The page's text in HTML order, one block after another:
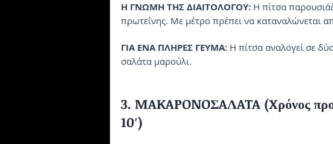
H ΓNΩMH THΣ ΔIAITOΛOΓOY: Η πίτσα
πρωτεΐνης. Mε μέτρο πρέπει να καταναλώνεται
ΓIA ENA ΠΛHPEΣ ΓEYMA: H πίτσα αναλογεί σε
σαλάτα μαρούλι.
3. MAKAPONOΣAΛATA (Xρόνος
10′)